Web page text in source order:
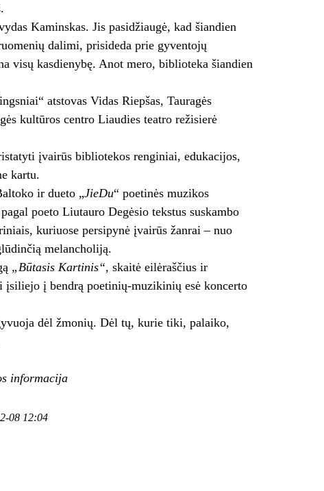
Kaminskas. Jis pasidžiaugė, kad šiandien
dalimi, prisideda prie gyventojų
kasdienybę. Anot mero, biblioteka šiandien
atstovas Vidas Riepšas, Tauragės
kultūros centro Liaudies teatro režisierė
įvairūs bibliotekos renginiai, edukacijos,
kartu.
ir dueto „JieDu“ poetinės muzikos
poeto Liutauro Degėsio tekstus suskambo
kuriuose persipynė įvairūs žanrai – nuo
melancholiją.
„Būtasis Kartinis“, skaitė eilėraščius ir
į bendrą poetinių-muzikinių esė koncerto
dėl žmonių. Dėl tų, kurie tiki, palaiko,
informacija
08 12:04